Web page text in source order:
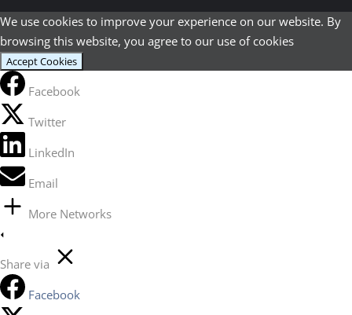
We use cookies to improve your experience on our website. By
browsing this website, you agree to our use of cookies
Accept Cookies
Facebook
Twitter
LinkedIn
Email
More Networks
Share via
Facebook